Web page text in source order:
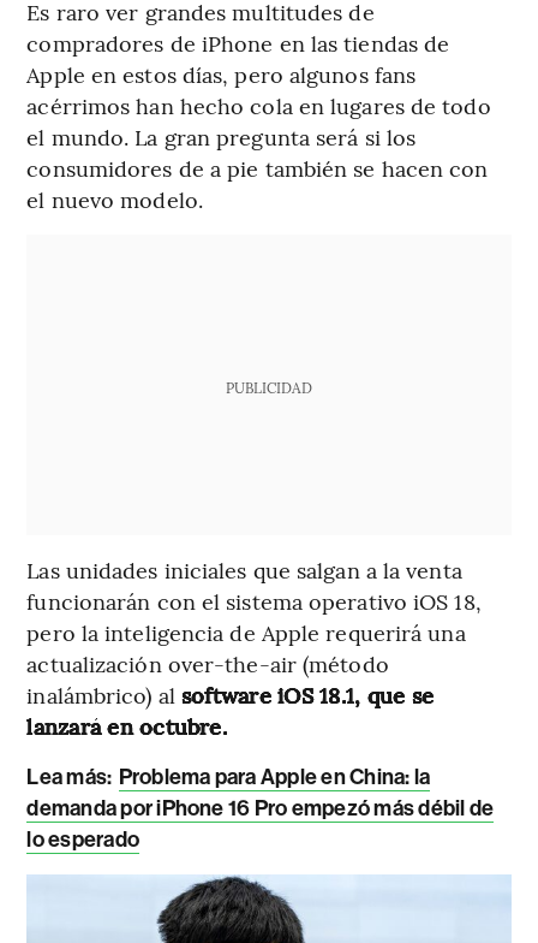
Es raro ver grandes multitudes de
compradores de iPhone en las tiendas de
Apple en estos días, pero algunos fans
acérrimos han hecho cola en lugares de todo
el mundo. La gran pregunta será si los
consumidores de a pie también se hacen con
el nuevo modelo.
PUBLICIDAD
Las unidades iniciales que salgan a la venta
funcionarán con el sistema operativo iOS 18,
pero la inteligencia de Apple requerirá una
actualización over-the-air (método
inalámbrico) al software iOS 18.1, que se
lanzará en octubre.
Lea más: Problema para Apple en China: la
demanda por iPhone 16 Pro empezó más débil de
lo esperado